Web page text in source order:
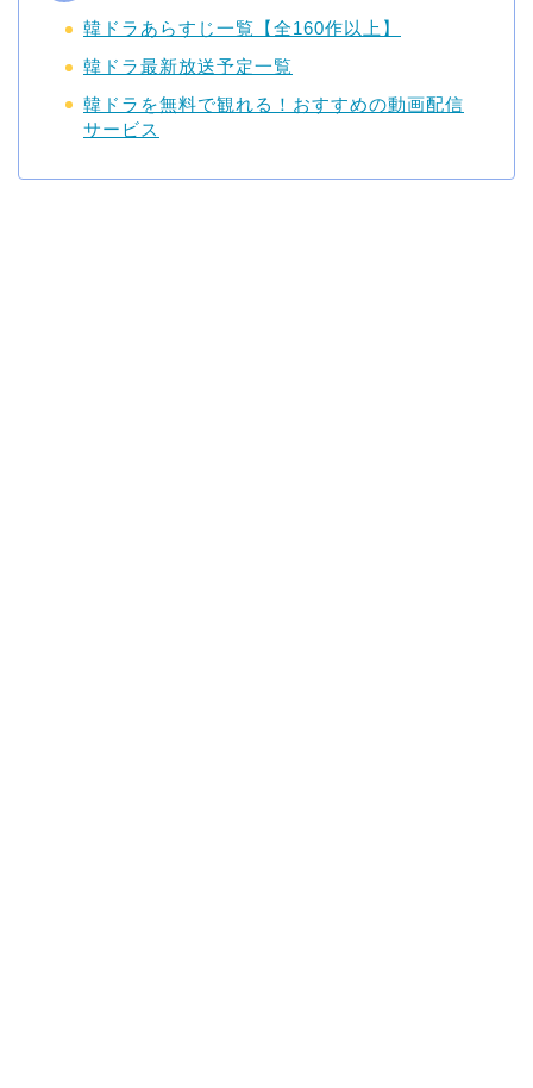
韓ドラあらすじ一覧【全160作以上】
韓ドラ最新放送予定一覧
韓ドラを無料で観れる！おすすめの動画配信
サービス